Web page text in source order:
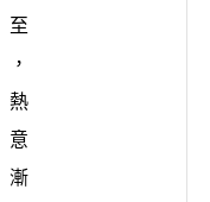
至
，
熱
意
漸